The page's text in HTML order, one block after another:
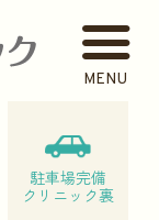
鈴
駐車場完備
クリニック裏